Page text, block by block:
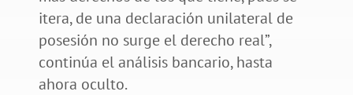
itera, de una declaración unilateral de
posesión no surge el derecho real”,
continúa el análisis bancario, hasta
ahora oculto.